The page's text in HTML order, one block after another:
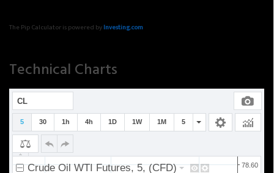
The Pip Calculator is powered byInvesting.com
Technical Charts